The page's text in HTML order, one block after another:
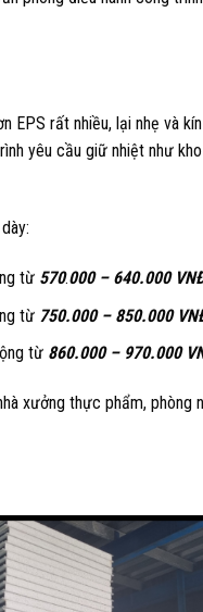
EPS rất nhiều, lại nhẹ và
yêu cầu giữ nhiệt như
từ570.000 – 640.000
từ 750.000 – 850.000
từ860.000 – 970.000
xưởng thực phẩm, phòng